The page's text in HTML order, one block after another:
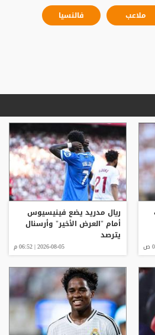
ملاعب فالنسيا
ريال مدريد يضع فينيسيوس
أمام "العرض الأخير" وأرسنال
يترصد
2026-08-05 | 06:52 م